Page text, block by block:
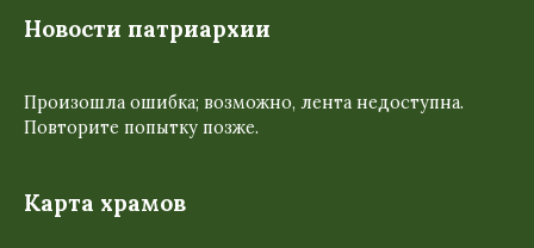
Новости патриархии
Произошла ошибка; возможно, лента недоступна.
Повторите попытку позже.
Карта храмов